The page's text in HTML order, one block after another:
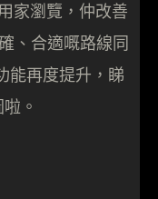
家瀏覽，仲改善
、合適嘅路線同
能再度提升，睇
。